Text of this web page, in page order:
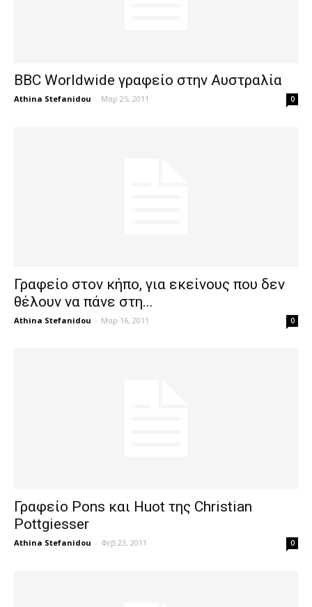
BBC Worldwide γραφείο στην Αυστραλία
Athina Stefanidou - Μαρ 25, 2011 0
Γραφείο στον κήπο, για εκείνους που δεν
θέλουν να πάνε στη...
Athina Stefanidou - Μαρ 16, 2011 0
Γραφείο Pons και Huot της Christian
Pottgiesser
Athina Stefanidou - Φεβ 23, 2011 0